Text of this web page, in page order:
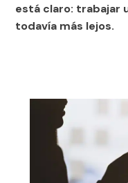
está claro: trabajar
todavía más lejos.